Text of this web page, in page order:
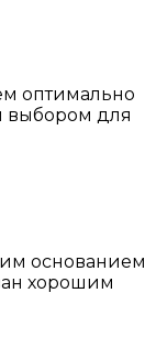
оптимально
выбором для
основанием
хорошим